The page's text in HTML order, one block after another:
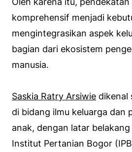
komprehensif menjadi
mengintegrasikan aspek
bagian dari ekosistem
manusia.
Saskia Ratry Arsiwie dikenal
di bidang ilmu keluarga dan
anak, dengan latar
Institut Pertanian Bogor